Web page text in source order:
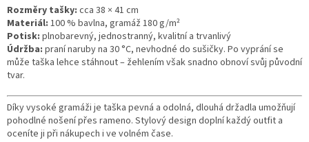
Rozměry tašky: cca 38 × 41 cm
Materiál: 100 % bavlna, gramáž 180 g/m²
Potisk: plnobarevný, jednostranný, kvalitní a trvanlivý
Údržba: praní naruby na 30 °C, nevhodné do sušičky. Po vyprání se
může taška lehce stáhnout – žehlením však snadno obnoví svůj původní
tvar.
Díky vysoké gramáži je taška pevná a odolná, dlouhá držadla umožňují
pohodlné nošení přes rameno. Stylový design doplní každý outfit a
oceníte ji při nákupech i ve volném čase.